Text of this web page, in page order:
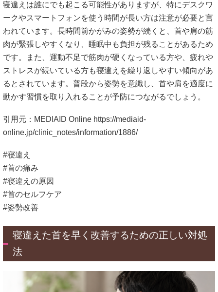
寝違えは誰にでも起こる可能性がありますが、特にデスクワ
ークやスマートフォンを使う時間が長い方は注意が必要と言
われています。長時間前かがみの姿勢が続くと、首や肩の筋
肉が緊張しやすくなり、睡眠中も負担が残ることがあるため
です。また、運動不足で筋肉が硬くなっている方や、疲れや
ストレスが続いている方も寝違えを繰り返しやすい傾向があ
るとされています。普段から姿勢を意識し、首や肩を適度に
動かす習慣を取り入れることが予防につながるでしょう。
引用元：MEDIAID Online https://mediaid-
online.jp/clinic_notes/information/1886/
#寝違え
#首の痛み
#寝違えの原因
#首のセルフケア
#姿勢改善
寝違えた首を早く改善するための正しい対処
法